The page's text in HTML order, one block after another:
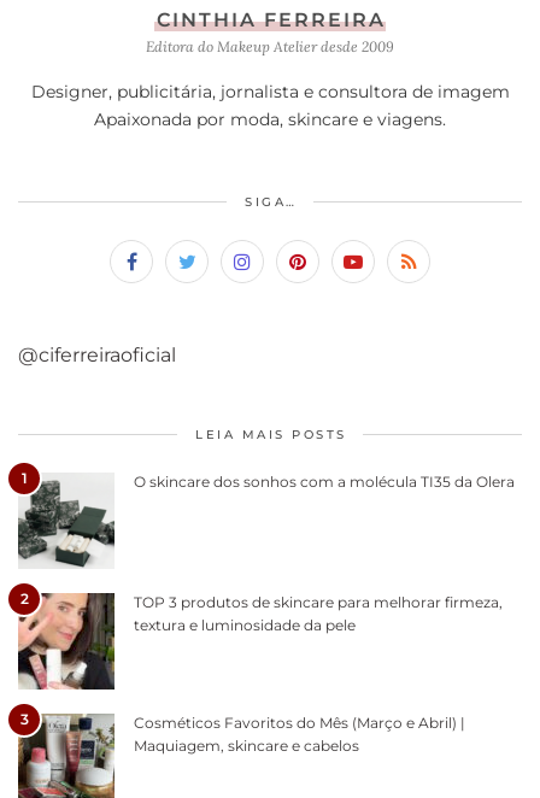
CINTHIA FERREIRA
Editora do Makeup Atelier desde 2009
Designer, publicitária, jornalista e consultora de imagem
Apaixonada por moda, skincare e viagens.
SIGA…
@ciferreiraoficial
LEIA MAIS POSTS
1 O skincare dos sonhos com a molécula TI35 da Olera
2
TOP 3 produtos de skincare para melhorar firmeza,
textura e luminosidade da pele
3
Cosméticos Favoritos do Mês (Março e Abril) |
Maquiagem, skincare e cabelos